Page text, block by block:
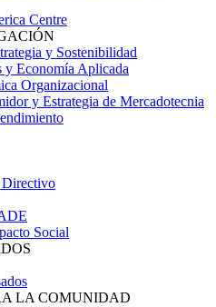
Centre
y Sostenibilidad
y Economía Aplicada
Organizacional
y Estrategia de Mercadotecnia
Directivo
Social
LA COMUNIDAD